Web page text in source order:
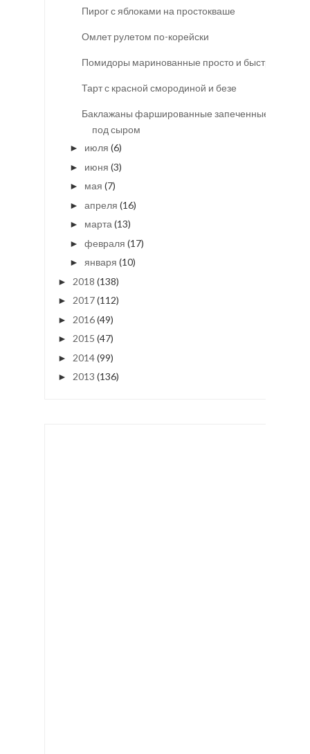
Пирог с яблоками на простокваше
Омлет рулетом по-корейски
Помидоры маринованные просто и быстро
Тарт с красной смородиной и безе
Баклажаны фаршированные запеченные
под сыром
► июля (6)
► июня (3)
► мая (7)
► апреля (16)
► марта (13)
► февраля (17)
► января (10)
► 2018 (138)
► 2017(112)
► 2016(49)
► 2015 (47)
► 2014(99)
► 2013 (136)